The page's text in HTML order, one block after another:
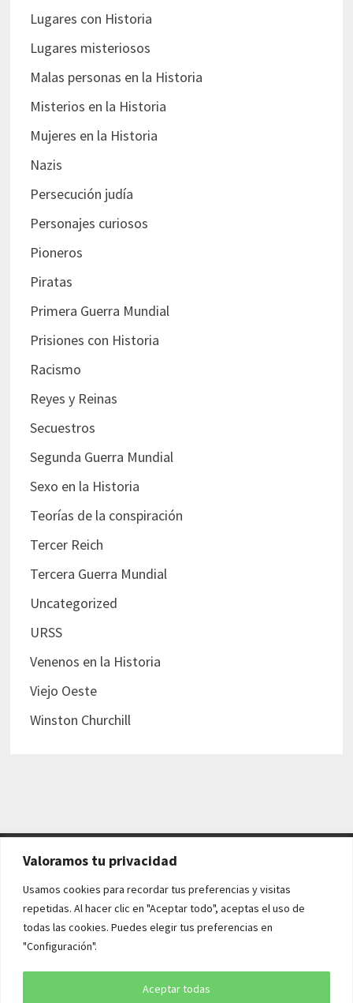
Valoramos tu privacidad
Usamos cookies para recordar tus preferencias y visitas
repetidas. Al hacer clic en "Aceptar todo", aceptas el uso de
todas las cookies. Puedes elegir tus preferencias en
"Configuración".
Aceptar todas
Lugares con Historia
Lugares misteriosos
Malas personas en la Historia
Misterios en la Historia
Mujeres en la Historia
Nazis
Persecución judía
Personajes curiosos
Pioneros
Piratas
Primera Guerra Mundial
Prisiones con Historia
Racismo
Reyes y Reinas
Secuestros
Segunda Guerra Mundial
Sexo en la Historia
Teorías de la conspiración
Tercer Reich
Tercera Guerra Mundial
Uncategorized
URSS
Venenos en la Historia
Viejo Oeste
Winston Churchill
AVISO LEGAL Y POLÍTICAS
Aviso legal
Política de cookies